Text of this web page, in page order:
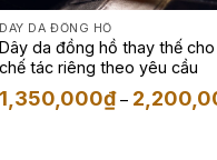
DÂY DA ĐỒNG HỒ
Dây da đồng hồ thay thế
chế tác riêng theo yêu cầu
1,350,000₫ –